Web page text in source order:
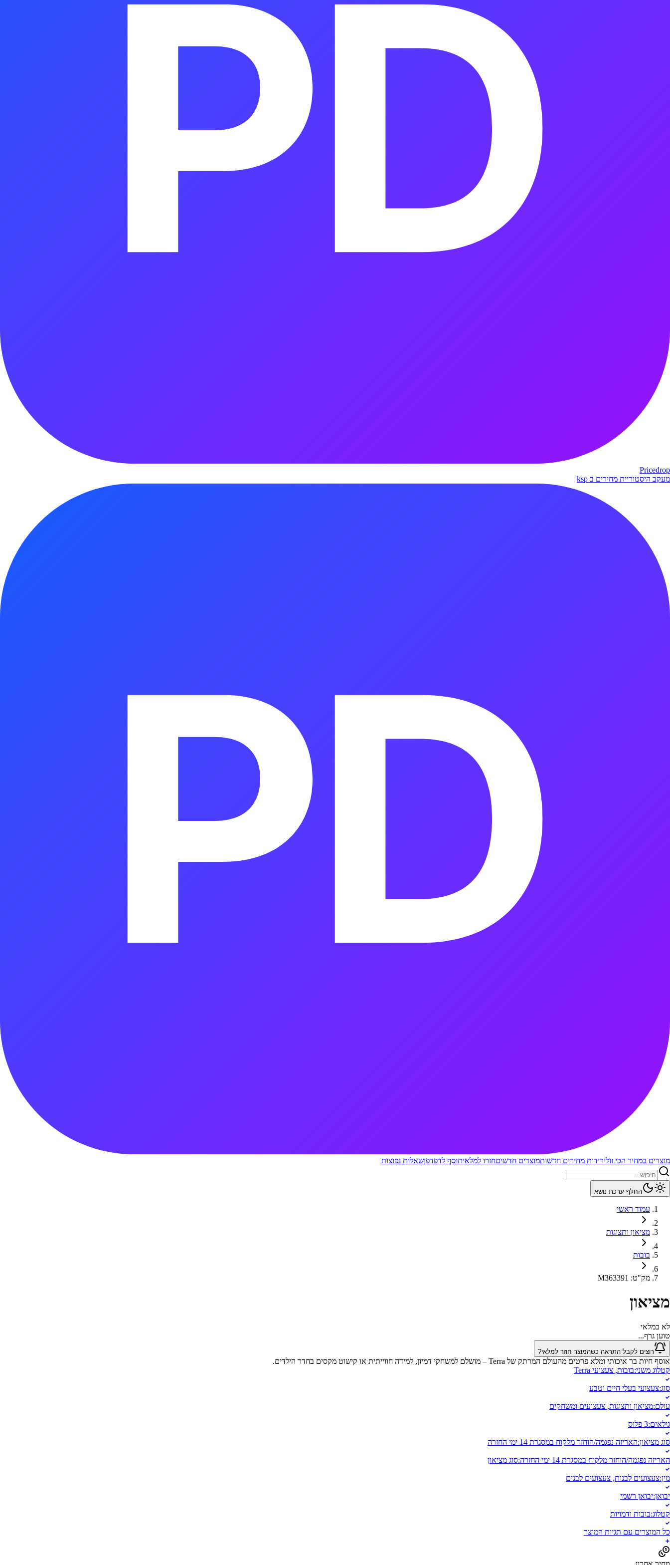
Pricedrop
מעקב היסטוריית מחירים ב ksp
מוצרים במחיר הכי זולירידות מחירים חדשותמוצרים חדשיםחזרו למלאיתוסף לדפדפןשאלות נפוצות
החלף ערכת נושא
עמוד ראשי
מציאון ותצוגות
בובות
מק"ט:
M363391
מציאון
לא במלאי
טוען גרף...
רוצים לקבל התראה כשהמוצר חוזר למלאי?
אוסף חיות בר איכותי ומלא פרטים מהעולם המרתק של Terra – מושלם למשחקי דמיון, למידה חווייתית או קישוט מקסים בחדר הילדים.
קטלוג משני:בובות, צעצועי Terra
סוג:צעצועי בעלי חיים וטבע
עולם:מציאון ותצוגות, צעצועים ומשחקים
גילאים:3 פלוס
סוג מציאון:האריזה נפגמה/הוחזר מלקוח במסגרת 14 ימי החזרה
האריזה נפגמה/הוחזר מלקוח במסגרת 14 ימי החזרה :סוג מציאון
מין:צעצועים לבנות, צעצועים לבנים
יבואן:יבואן רשמי
קטלוג:בובות ודמויות
כל המוצרים עם תגיות המוצר